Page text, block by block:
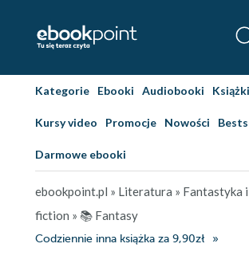
Kategorie Ebooki Audiobooki Książki
Kursy video Promocje Nowości
Darmowe ebooki
ebookpoint.pl » Literatura » Fantastyka
fiction » 📚 Fantasy
Codziennie inna książka za 9,90zł